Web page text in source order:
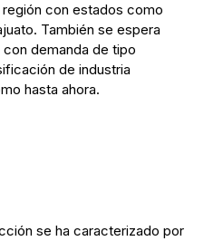
con estados como
También se espera
demanda de tipo
de industria
hasta ahora.
se ha caracterizado por